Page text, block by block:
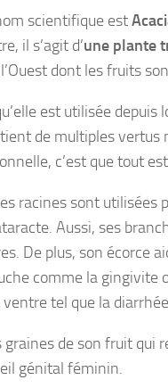
scientifique est
il s’agit d’une plante
l’Ouest dont les fruits
est utilisée
de multiples vertus
c’est que tout
racines sont utilisées
Aussi, ses
De plus, son écorce
comme la gingivite
tel que la
graines de son fruit qui
génital féminin.